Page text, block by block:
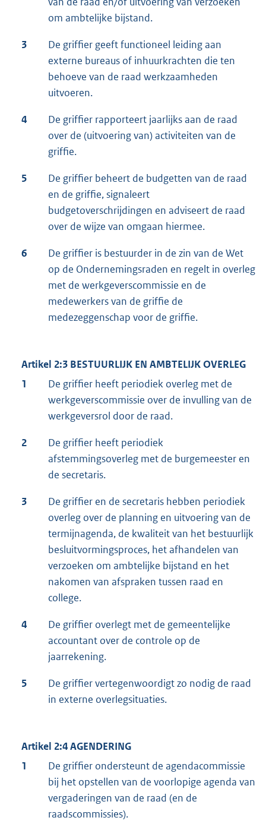
om ambtelijke bijstand.
3
De griffier geeft functioneel leiding aan
externe bureaus of inhuurkrachten die ten
behoeve van de raad werkzaamheden
uitvoeren.
4
De griffier rapporteert jaarlijks aan de raad
over de (uitvoering van) activiteiten van de
griffie.
5
De griffier beheert de budgetten van de raad
en de griffie, signaleert
budgetoverschrijdingen en adviseert de raad
over de wijze van omgaan hiermee.
6
De griffier is bestuurder in de zin van de Wet
op de Ondernemingsraden en regelt in overleg
met de werkgeverscommissie en de
medewerkers van de griffie de
medezeggenschap voor de griffie.
Artikel 2:3 BESTUURLIJK EN AMBTELIJK OVERLEG
1
De griffier heeft periodiek overleg met de
werkgeverscommissie over de invulling van de
werkgeversrol door de raad.
2
De griffier heeft periodiek
afstemmingsoverleg met de burgemeester en
de secretaris.
3
De griffier en de secretaris hebben periodiek
overleg over de planning en uitvoering van de
termijnagenda, de kwaliteit van het bestuurlijk
besluitvormingsproces, het afhandelen van
verzoeken om ambtelijke bijstand en het
nakomen van afspraken tussen raad en
college.
4
De griffier overlegt met de gemeentelijke
accountant over de controle op de
jaarrekening.
5
De griffier vertegenwoordigt zo nodig de raad
in externe overlegsituaties.
Artikel 2:4 AGENDERING
1
De griffier ondersteunt de agendacommissie
bij het opstellen van de voorlopige agenda van
vergaderingen van de raad (en de
raadscommissies).